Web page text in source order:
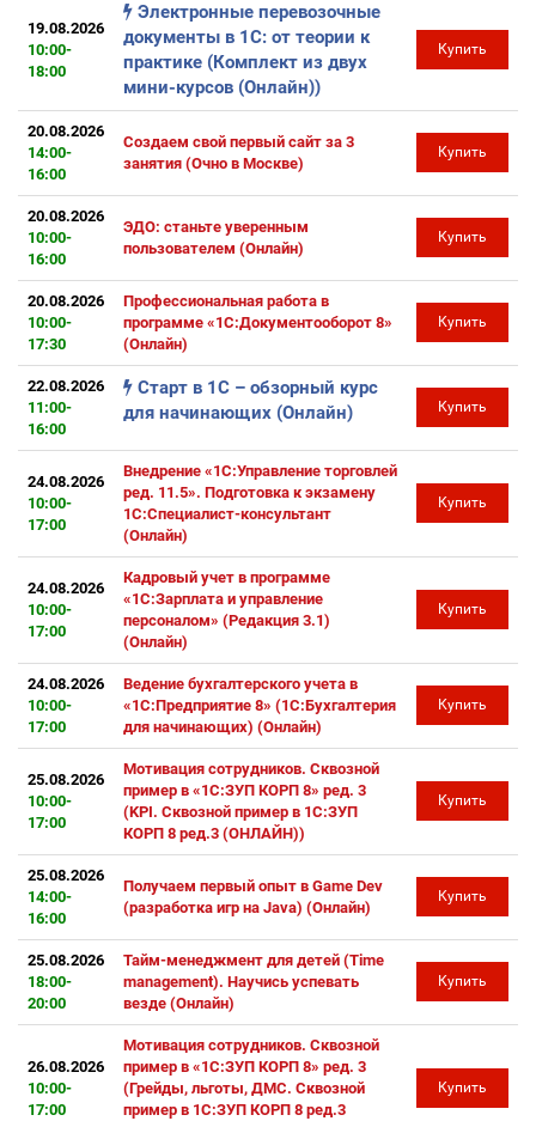
19.08.2026
10:00-
18:00
Электронные перевозочные
документы в 1С: от теории к
практике (Комплект из двух
мини-курсов (Онлайн))
Купить
20.08.2026
14:00-
16:00
Создаем свой первый сайт за 3
занятия (Очно в Москве)
Купить
20.08.2026
10:00-
16:00
ЭДО: станьте уверенным
пользователем (Онлайн)
Купить
20.08.2026
10:00-
17:30
Профессиональная работа в
программе «1С:Документооборот 8»
(Онлайн)
Купить
22.08.2026
11:00-
16:00
Старт в 1С – обзорный курс
для начинающих (Онлайн)
Купить
24.08.2026
10:00-
17:00
Внедрение «1С:Управление торговлей
ред. 11.5». Подготовка к экзамену
1С:Специалист-консультант
(Онлайн)
Купить
24.08.2026
10:00-
17:00
Кадровый учет в программе
«1С:Зарплата и управление
персоналом» (Редакция 3.1)
(Онлайн)
Купить
24.08.2026
10:00-
17:00
Ведение бухгалтерского учета в
«1С:Предприятие 8» (1С:Бухгалтерия
для начинающих) (Онлайн)
Купить
25.08.2026
10:00-
17:00
Мотивация сотрудников. Сквозной
пример в «1С:ЗУП КОРП 8» ред. 3
(KPI. Сквозной пример в 1С:ЗУП
КОРП 8 ред.3 (ОНЛАЙН))
Купить
25.08.2026
14:00-
16:00
Получаем первый опыт в Game Dev
(разработка игр на Java) (Онлайн)
Купить
25.08.2026
18:00-
20:00
Тайм-менеджмент для детей (Time
management). Научись успевать
везде (Онлайн)
Купить
26.08.2026
10:00-
17:00
Мотивация сотрудников. Сквозной
пример в «1С:ЗУП КОРП 8» ред. 3
(Грейды, льготы, ДМС. Сквозной
пример в 1С:ЗУП КОРП 8 ред.3
Купить